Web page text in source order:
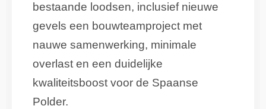
bestaande loodsen, inclusief nieuwe
gevels een bouwteamproject met
nauwe samenwerking, minimale
overlast en een duidelijke
kwaliteitsboost voor de Spaanse
Polder.